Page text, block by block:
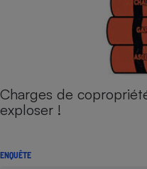
Charges de
exploser !
ENQUÊTE